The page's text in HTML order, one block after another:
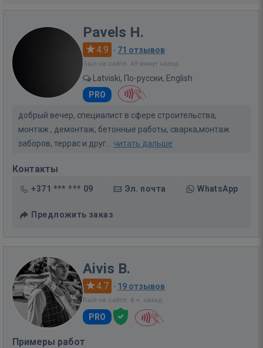
Pavels H.
4.9 · 71 отзывов
Был на сайте: 49 минут назад
Latviski, По-русски, English
PRO
добрый вечер, специалист в сфере строительства,
монтаж , демонтаж, бетонные работы, сварка,монтаж
заборов, террас и друг... читать дальше
Контакты
+371 *** *** 09 Эл. почта WhatsApp
Предложить заказ
Aivis B.
4.7 · 19 отзывов
Был на сайте: 8 ч. назад
PRO
Примеры работ